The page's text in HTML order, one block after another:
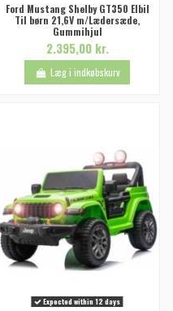
Ford Mustang Shelby GT350 Elbil
Til børn 21,6V m/Lædersæde,
Gummihjul
2.395,00 kr.
Læg i indkøbskurv
Expected within 12 days